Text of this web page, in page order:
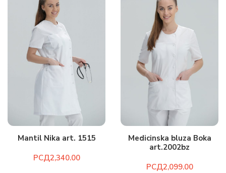
Mantil Nika art. 1515
РСД
Medicinska bluza Boka
art.2002bz
РСД